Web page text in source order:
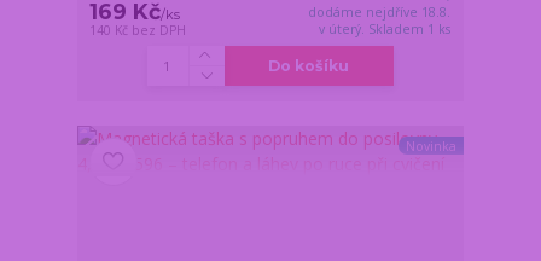
169 Kč/ks
140 Kč bez DPH
dodáme nejdříve 18.8.
v úterý. Skladem 1 ks
Do košíku
Novinka